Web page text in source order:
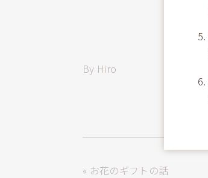
By Hiro
« お花のギフトの話